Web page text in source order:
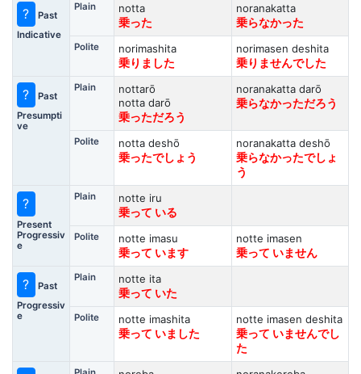
?
Past
Indicative
Plain
notta
乗った
noranakatta
乗らなかった
Polite
norimashita
乗りました
norimasen deshita
乗りませんでした
?
Past
Presumpti
ve
Plain
nottarō
notta darō
乗っただろう
noranakatta darō
乗らなかっただろう
Polite
notta deshō
乗ったでしょう
noranakatta deshō
乗らなかったでしょ
う
?
Present
Progressiv
e
Plain
notte iru
乗って いる
Polite
notte imasu
乗って います
notte imasen
乗って いません
?
Past
Progressiv
e
Plain
notte ita
乗って いた
Polite
notte imashita
乗って いました
notte imasen deshita
乗って いませんでし
た